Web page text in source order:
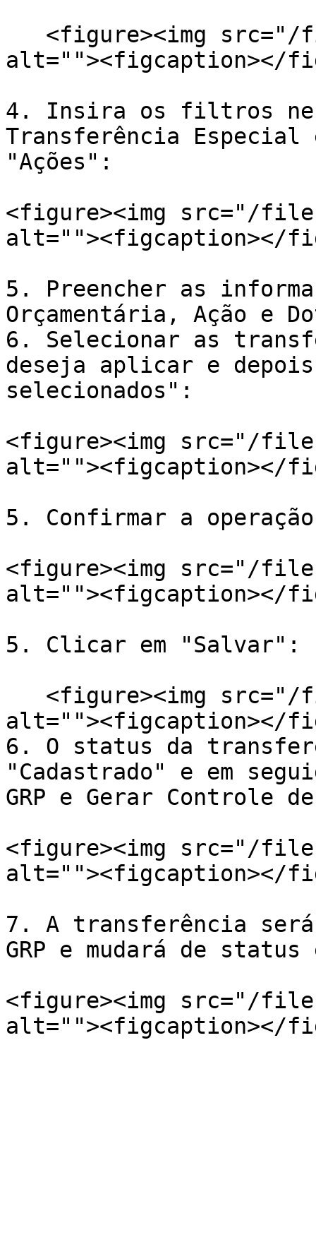
alt=""><figcaption></
4. Insira os filtros
Transferência Especial
"Ações":
<figure><img src="/files/
alt=""><figcaption></
5. Preencher as
Orçamentária, Ação e
6. Selecionar as
deseja aplicar e
selecionados":
<figure><img src="/files/
alt=""><figcaption></
5. Confirmar a
<figure><img src="/files/
alt=""><figcaption></
5. Clicar em "Salvar":
alt=""><figcaption></
6. O status da
"Cadastrado" e em
GRP e Gerar Controle
<figure><img src="/files/
alt=""><figcaption></
7. A transferência será
GRP e mudará de status
<figure><img src="/files/